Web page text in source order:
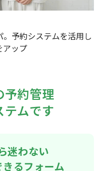
予約システムを活用し
アップ
予約管理
テムです
迷わない
るフォーム